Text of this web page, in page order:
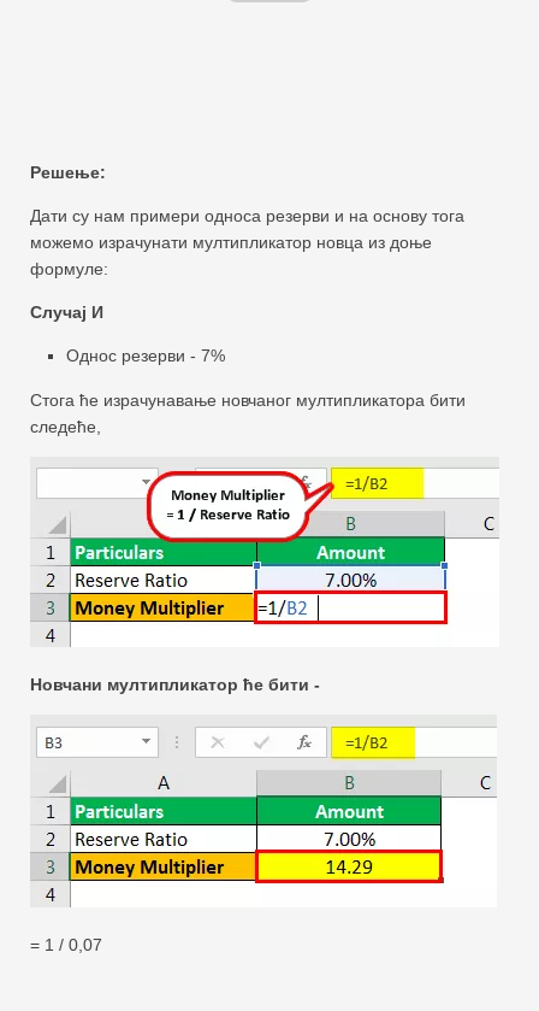
Решење:
Дати су нам примери односа резерви и на основу тога
можемо израчунати мултипликатор новца из доње
формуле:
Случај И
Однос резерви - 7%
Стога ће израчунавање новчаног мултипликатора бити
следеће,
Новчани мултипликатор ће бити -
= 1 / 0,07